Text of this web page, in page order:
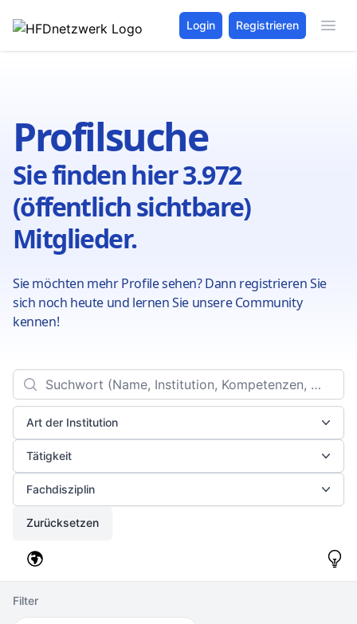
Login Registrieren
Profilsuche
Sie finden hier 3.972
(öffentlich sichtbare)
Mitglieder.
Sie möchten mehr Profile sehen? Dann registrieren Sie
sich noch heute und lernen Sie unsere Community
kennen!
FiltersSearch
Art der Institution
Tätigkeit
Fachdisziplin
Zurücksetzen
Filter